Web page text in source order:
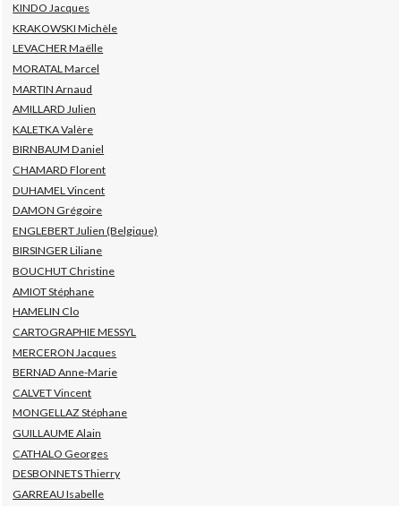
KINDO Jacques
KRAKOWSKI Michèle
LEVACHER Maëlle
MORATAL Marcel
MARTIN Arnaud
AMILLARD Julien
KALETKA Valère
BIRNBAUM Daniel
CHAMARD Florent
DUHAMEL Vincent
DAMON Grégoire
ENGLEBERT Julien (Belgique)
BIRSINGER Liliane
BOUCHUT Christine
AMIOT Stéphane
HAMELIN Clo
CARTOGRAPHIE MESSYL
MERCERON Jacques
BERNAD Anne-Marie
CALVET Vincent
MONGELLAZ Stéphane
GUILLAUME Alain
CATHALO Georges
DESBONNETS Thierry
GARREAU Isabelle